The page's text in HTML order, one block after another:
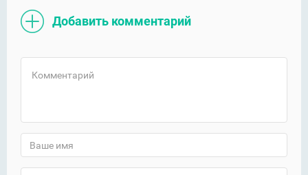
Добавить комментарий